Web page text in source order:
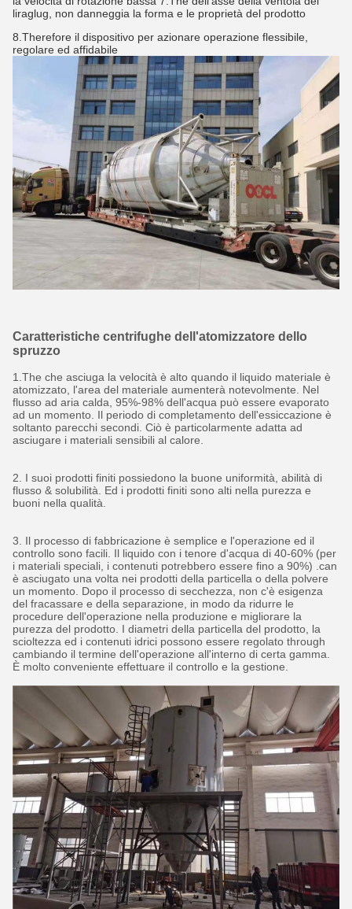
liraglug, non danneggia la forma e le proprietà del prodotto
8.Therefore il dispositivo per azionare operazione flessibile,
regolare ed affidabile
Caratteristiche centrifughe dell'atomizzatore dello
spruzzo
1.The che asciuga la velocità è alto quando il liquido materiale è
atomizzato, l'area del materiale aumenterà notevolmente. Nel
flusso ad aria calda, 95%-98% dell'acqua può essere evaporato
ad un momento. Il periodo di completamento dell'essiccazione è
soltanto parecchi secondi. Ciò è particolarmente adatta ad
asciugare i materiali sensibili al calore.
2. I suoi prodotti finiti possiedono la buone uniformità, abilità di
flusso & solubilità. Ed i prodotti finiti sono alti nella purezza e
buoni nella qualità.
3. Il processo di fabbricazione è semplice e l'operazione ed il
controllo sono facili. Il liquido con i tenore d'acqua di 40-60% (per
i materiali speciali, i contenuti potrebbero essere fino a 90%) .can
è asciugato una volta nei prodotti della particella o della polvere
un momento. Dopo il processo di secchezza, non c'è esigenza
del fracassare e della separazione, in modo da ridurre le
procedure dell'operazione nella produzione e migliorare la
purezza del prodotto. I diametri della particella del prodotto, la
scioltezza ed i contenuti idrici possono essere regolato through
cambiando il termine dell'operazione all'interno di certa gamma.
È molto conveniente effettuare il controllo e la gestione.